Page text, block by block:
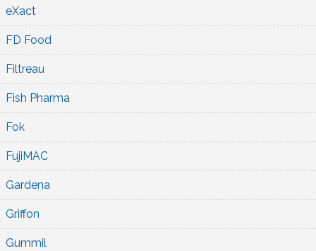
eXact
FD Food
Filtreau
Fish Pharma
Fok
FujiMAC
Gardena
Griffon
Gummil